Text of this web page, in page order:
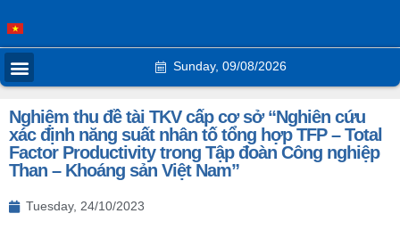
Sunday, 09/08/2026
Nghiệm thu đề tài TKV cấp cơ sở “Nghiên cứu
xác định năng suất nhân tố tổng hợp TFP – Total
Factor Productivity trong Tập đoàn Công nghiệp
Than – Khoáng sản Việt Nam”
Tuesday, 24/10/2023